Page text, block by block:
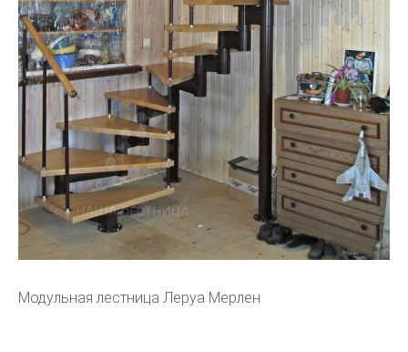
Модульная лестница Леруа Мерлен